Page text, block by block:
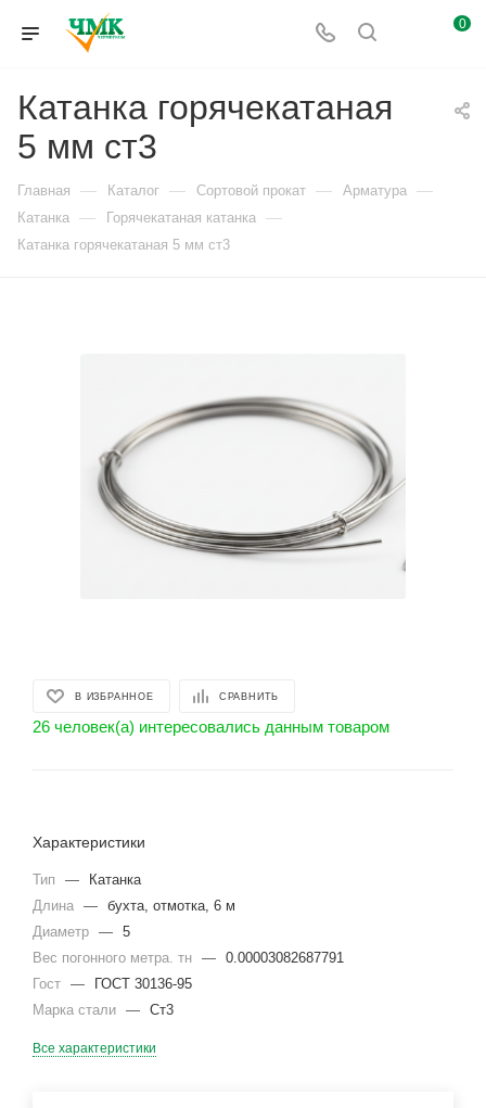
0
Катанка горячекатаная
5 мм ст3
Главная — Каталог — Сортовой прокат — Арматура —
Катанка — Горячекатаная катанка —
Катанка горячекатаная 5 мм ст3
В ИЗБРАННОЕ СРАВНИТЬ
26 человек(а) интересовались данным товаром
Характеристики
Тип —
Катанка
Длина — бухта, отмотка, 6 м
Диаметр — 5
Вес погонного метра. тн — 0.00003082687791
Гост —
ГОСТ 30136-95
Марка стали — Ст3
Все характеристики